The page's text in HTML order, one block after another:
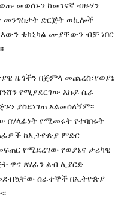
መወሰኑን ከመገናኛ ብዙሃን
መንግስታት ድርጅት ወኪሎች
እውን ቴክኒካል ሙያቸውን ብቻ ነበር
ዜጎችን በጅምላ መጨረስ፣የወያኔ
የሚያደርገው እኩይ ሴራ
ያስደነገጠ አልመሰለኝም፡፡
የሚመሩት የተባበሩት
ከኢትዮጵያ ምድር
የሚደረገው የወያኔና ታሪካዊ
ዋና ጸሃፊን ልብ ሊያርድ
ሰራተኞች በኢትዮጵያ